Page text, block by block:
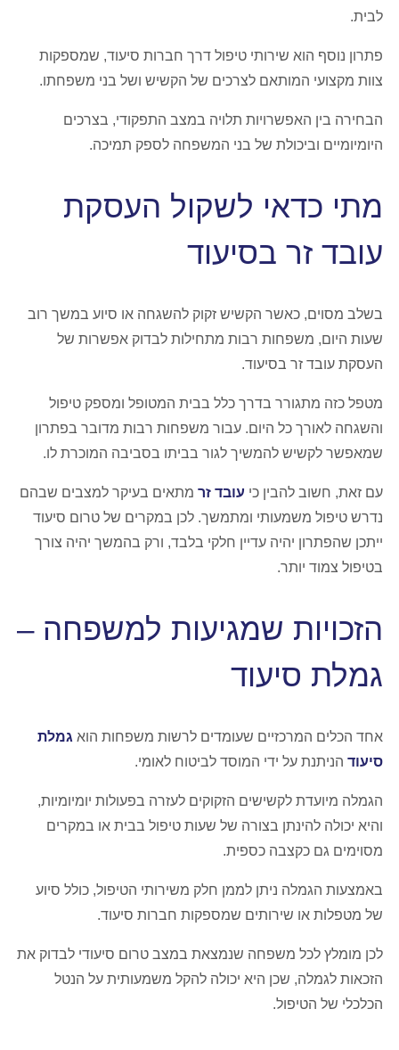
לבית.
פתרון נוסף הוא שירותי טיפול דרך חברות סיעוד, שמספקות
צוות מקצועי המותאם לצרכים של הקשיש ושל בני משפחתו.
הבחירה בין האפשרויות תלויה במצב התפקודי, בצרכים
היומיומיים וביכולת של בני המשפחה לספק תמיכה.
מתי כדאי לשקול העסקת
עובד זר בסיעוד
בשלב מסוים, כאשר הקשיש זקוק להשגחה או סיוע במשך רוב
שעות היום, משפחות רבות מתחילות לבדוק אפשרות של
העסקת עובד זר בסיעוד.
מטפל כזה מתגורר בדרך כלל בבית המטופל ומספק טיפול
והשגחה לאורך כל היום. עבור משפחות רבות מדובר בפתרון
שמאפשר לקשיש להמשיך לגור בביתו בסביבה המוכרת לו.
עם זאת, חשוב להבין כי עובד זר מתאים בעיקר למצבים שבהם
נדרש טיפול משמעותי ומתמשך. לכן במקרים של טרום סיעוד
ייתכן שהפתרון יהיה עדיין חלקי בלבד, ורק בהמשך יהיה צורך
בטיפול צמוד יותר.
הזכויות שמגיעות למשפחה –
גמלת סיעוד
אחד הכלים המרכזיים שעומדים לרשות משפחות הוא גמלת
סיעוד הניתנת על ידי המוסד לביטוח לאומי.
הגמלה מיועדת לקשישים הזקוקים לעזרה בפעולות יומיומיות,
והיא יכולה להינתן בצורה של שעות טיפול בבית או במקרים
מסוימים גם כקצבה כספית.
באמצעות הגמלה ניתן לממן חלק משירותי הטיפול, כולל סיוע
של מטפלות או שירותים שמספקות חברות סיעוד.
לכן מומלץ לכל משפחה שנמצאת במצב טרום סיעודי לבדוק את
הזכאות לגמלה, שכן היא יכולה להקל משמעותית על הנטל
הכלכלי של הטיפול.